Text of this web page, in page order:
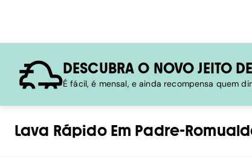
DESCUBRA O NOVO JEITO
É fácil, é mensal, e ainda recompensa quem
Lava RápidoEm Padre-